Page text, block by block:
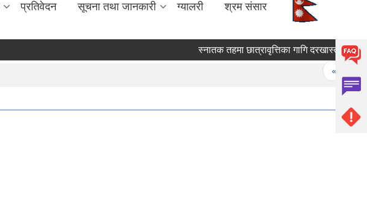
प्रतिवेदन सूचना तथा जानकारी ग्यालरी श्रम संसार
स्‍नातक तहमा छात्रावृत्तिका गागि दरखास्त पेश गर्ने
« first